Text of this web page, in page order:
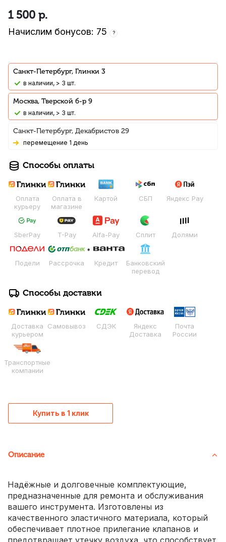
1 500 р.
Начислим бонусов: 75 ?
Санкт-Петербург, Глинки 3
В наличии, > 3 шт.
Москва, Тверской б-р 9
В наличии, > 3 шт.
Санкт-Петербург, Декабристов 29
Перемещение 1 день
Способы оплаты
Оплата
курьеру
Оплата в
магазине
Картой СБП Яндекс Pay
SberPay T-Pay Alfa-Pay Сплит Долями
Подели Рассрочка Кредит
Банковский
перевод
Способы доставки
Доставка
курьером
Самовывоз СДЭК
Яндекс
Доставка
Почта
России
Транспортные
компании
Купить в 1 клик
Описание
Надёжные и долговечные комплектующие,
предназначенные для ремонта и обслуживания
вашего инструмента. Изготовлены из
качественного эластичного материала, который
обеспечивает плотное прилегание клапанов и
предотвращает утечку воздуха, что способствует